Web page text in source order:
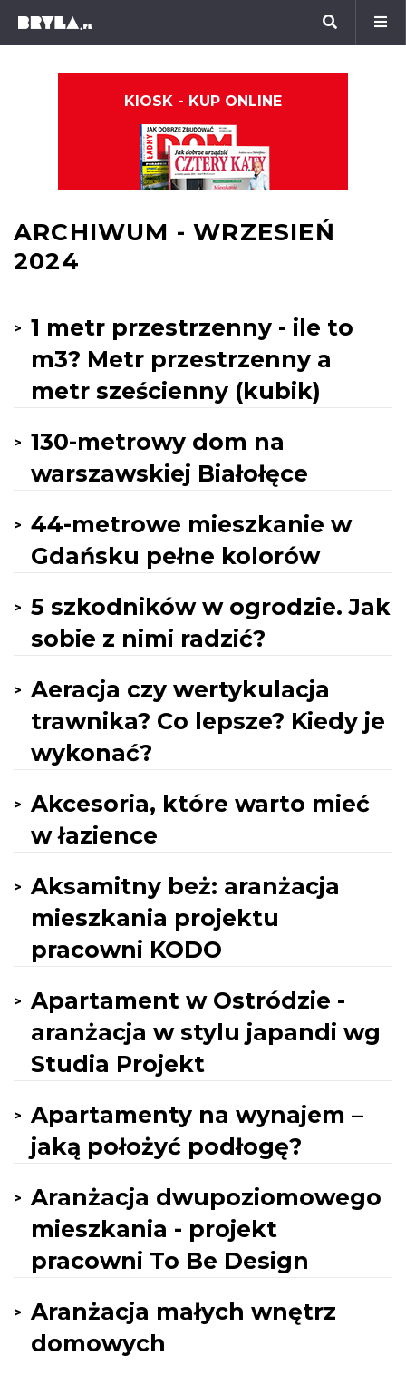
KIOSK - KUP ONLINE
ARCHIWUM - WRZESIEŃ
2024
1 metr przestrzenny - ile to
m3? Metr przestrzenny a
metr sześcienny (kubik)
130-metrowy dom na
warszawskiej Białołęce
44-metrowe mieszkanie w
Gdańsku pełne kolorów
5 szkodników w ogrodzie. Jak
sobie z nimi radzić?
Aeracja czy wertykulacja
trawnika? Co lepsze? Kiedy je
wykonać?
Akcesoria, które warto mieć
w łazience
Aksamitny beż: aranżacja
mieszkania projektu
pracowni KODO
Apartament w Ostródzie -
aranżacja w stylu japandi wg
Studia Projekt
Apartamenty na wynajem –
jaką położyć podłogę?
Aranżacja dwupoziomowego
mieszkania - projekt
pracowni To Be Design
Aranżacja małych wnętrz
domowych